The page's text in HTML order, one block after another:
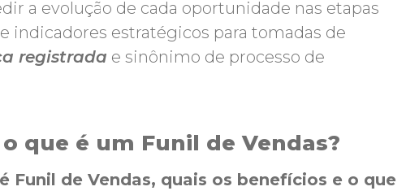
a evolução de cada oportunidade nas etapas
indicadores estratégicos para tomadas de
registrada e sinônimo de processo de
que é um Funil de Vendas?
Funil de Vendas, quais os benefícios e o que